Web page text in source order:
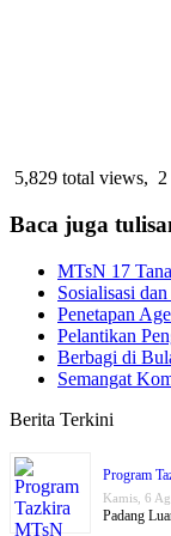
5,829 total views,
Baca juga
MTsN 17
Sosialisasi
Penetapan
Pelantikan
Berbagi di
Semangat
Berita Terkini
Program
Kamis, 6
Padang